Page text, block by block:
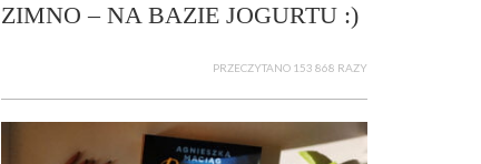
ZIMNO – NA BAZIE JOGURTU :)
PRZECZYTANO 153 868 RAZY